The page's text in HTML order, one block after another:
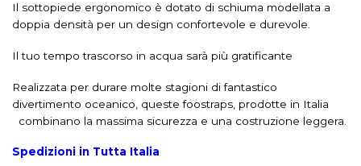
Il sottopiede ergonomico è dotato di schiuma modellata a
doppia densità per un design confortevole e durevole.
Il tuo tempo trascorso in acqua sarà più gratificante
Realizzata per durare molte stagioni di fantastico
divertimento oceanico, queste foostraps, prodotte in Italia
combinano la massima sicurezza e una costruzione leggera.
Spedizioni in Tutta Italia